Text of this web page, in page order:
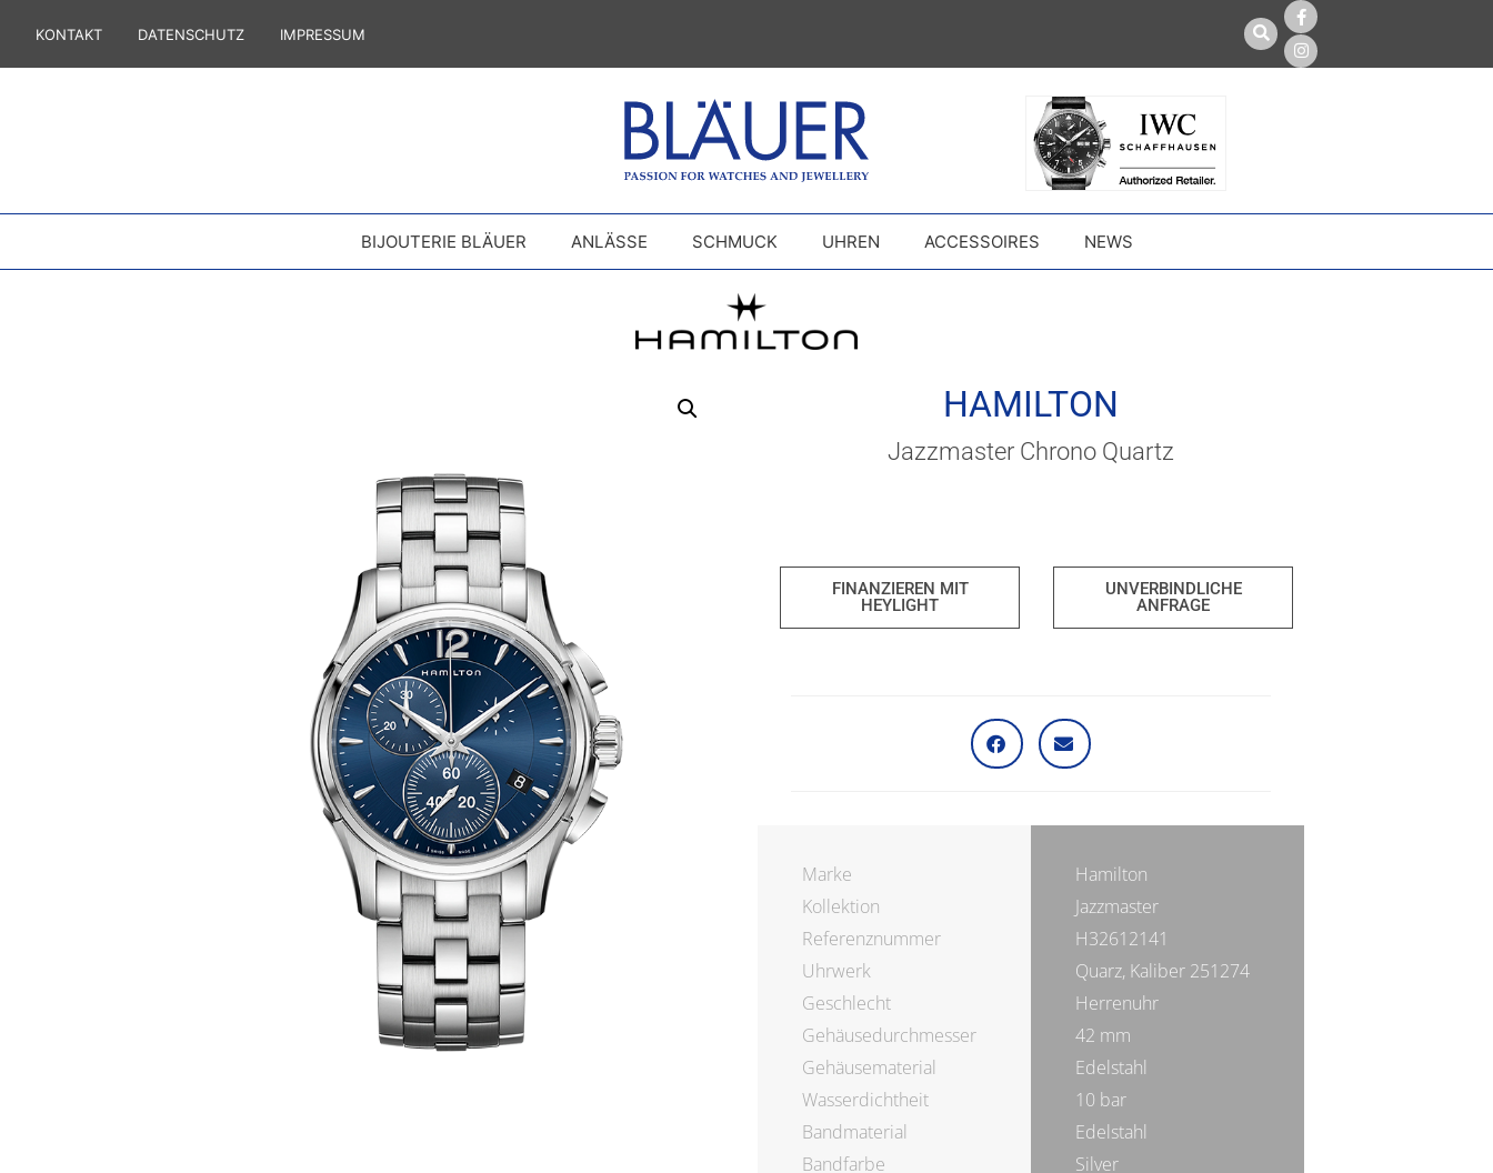
KONTAKT DATENSCHUTZ IMPRESSUM
BIJOUTERIE BLÄUER ANLÄSSE SCHMUCK UHREN ACCESSOIRES NEWS
HAMILTON
Jazzmaster Chrono Quartz
FINANZIEREN MIT
HEYLIGHT
UNVERBINDLICHE
ANFRAGE
Marke
Hamilton
Kollektion
Jazzmaster
Referenznummer
H32612141
Uhrwerk
Quarz, Kaliber 251274
Geschlecht
Herrenuhr
Gehäusedurchmesser
42 mm
Gehäusematerial
Edelstahl
Wasserdichtheit
10 bar
Bandmaterial
Edelstahl
Bandfarbe
Silver